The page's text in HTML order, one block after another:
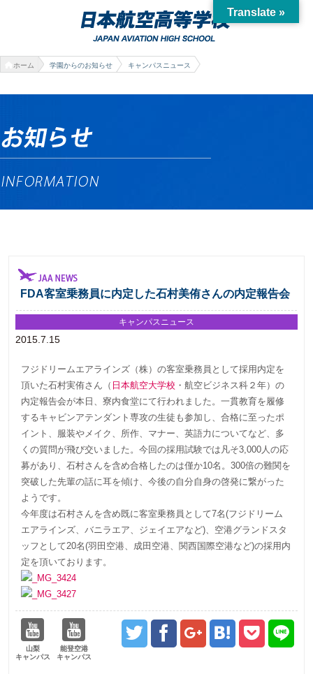
ホーム 学園からのお知らせ キャンパスニュース
FDA客室乗務員に内定した石村美侑さんの内定報告会
2015.7.15
キャンパスニュース
フジドリームエアラインズ（株）の客室乗務員として採用内定を
頂いた石村実侑さん（ 日本航空大学校 ・航空ビジネス科２年）の
内定報告会が本日、寮内食堂にて行われました。一貫教育を履修
するキャビンアテンダント専攻の生徒も参加し、合格に至ったポ
イント、服装やメイク、所作、マナー、英語力についてなど、多
くの質問が飛び交いました。今回の採用試験では凡そ3,000人の応
募があり、石村さんを含め合格したのは僅か10名。300倍の難関を
突破した先輩の話に耳を傾け、今後の自分自身の啓発に繋がった
ようです。
今年度は石村さんを含め既に客室乗務員として7名(フジドリーム
エアラインズ、バニラエア、ジェイエアなど)、空港グランドスタ
ッフとして20名(羽田空港、成田空港、関西国際空港など)の採用内
定を頂いております。
山梨
キャンパス
能登空港
キャンパス
Translate »